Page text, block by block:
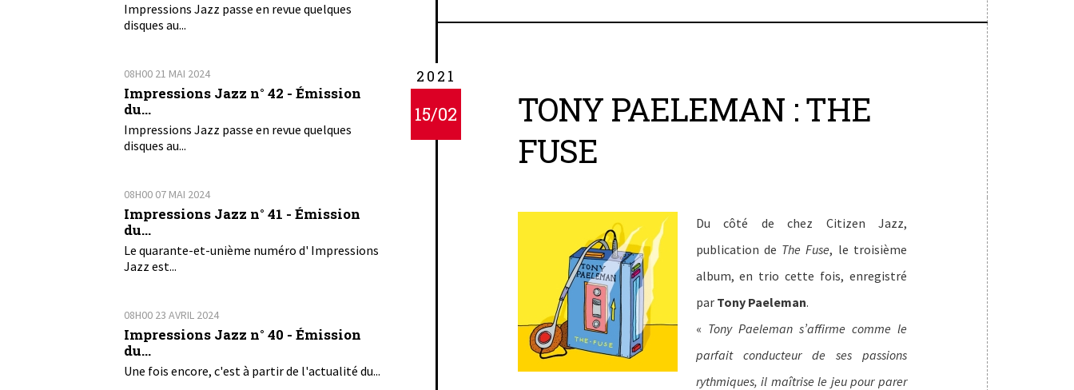
Impressions Jazz passe en revue quelques
disques au...
08H00 21 MAI 2024
Impressions Jazz n° 42 - Émission
du...
Impressions Jazz passe en revue quelques
disques au...
08H00 07 MAI 2024
Impressions Jazz n° 41 - Émission
du...
Le quarante-et-unième numéro d' Impressions
Jazz est...
08H00 23 AVRIL 2024
Impressions Jazz n° 40 - Émission
du...
Une fois encore, c'est à partir de l'actualité du...
2021
15/02
TONY PAELEMAN : THE
FUSE
Du côté de chez Citizen Jazz,
publication de The Fuse, le troisième
album, en trio cette fois, enregistré
par Tony Paeleman.
« Tony Paeleman s’affirme comme le
parfait conducteur de ses passions
rythmiques, il maîtrise le jeu pour parer